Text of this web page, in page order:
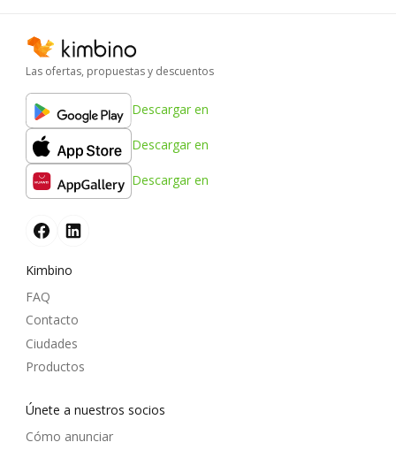
Las ofertas, propuestas y descuentos
Descargar en
Descargar en
Descargar en
Kimbino
FAQ
Contacto
Ciudades
Productos
Únete a nuestros socios
Cómo anunciar